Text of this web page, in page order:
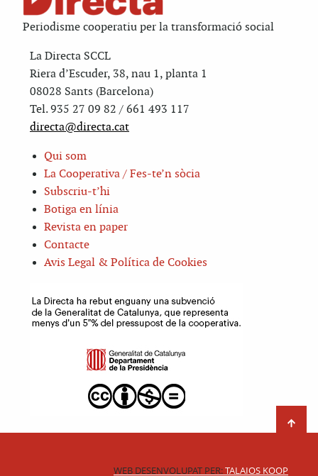
Periodisme cooperatiu per la transformació social
La Directa SCCL
Riera d’Escuder, 38, nau 1, planta 1
08028 Sants (Barcelona)
Tel. 935 27 09 82 / 661 493 117
directa@directa.cat
Qui som
La Cooperativa / Fes-te’n sòcia
Subscriu-t’hi
Botiga en línia
Revista en paper
Contacte
Avis Legal & Política de Cookies
WEB DESENVOLUPAT PER:TALAIOS KOOP